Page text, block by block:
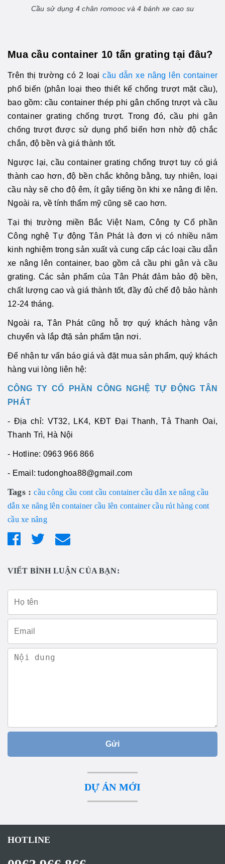
Cầu sử dụng 4 chân romooc và 4 bánh xe cao su
Mua cầu container 10 tấn grating tại đâu?
Trên thị trường có 2 loạicầu dẫn xe nâng lên container
phổ biến (phân loại theo thiết kế chống trượt mặt cầu),
bao gồm: cầu container thép phi gân chống trượt và cầu
container grating chống trượt. Trong đó, cầu phi gân
chống trượt được sử dụng phổ biến hơn nhờ độ chắc
chắn, độ bền và giá thành tốt.
Ngược lại, cầu container grating chống trượt tuy có giá
thành cao hơn, độ bền chắc không bằng, tuy nhiên, loại
cầu này sẽ cho độ êm, ít gây tiếng ồn khi xe nâng đi lên.
Ngoài ra, về tính thẩm mỹ cũng sẽ cao hơn.
Tại thị trường miền Bắc Việt Nam, Công ty Cổ phần
Công nghệ Tự động Tân Phát là đơn vị có nhiều năm
kinh nghiệm trong sản xuất và cung cấp các loại cầu dẫn
xe nâng lên container, bao gồm cả cầu phi gân và cầu
grating. Các sản phẩm của Tân Phát đảm bảo độ bền,
chất lượng cao và giá thành tốt, đầy đủ chế độ bảo hành
12-24 tháng.
Ngoài ra, Tân Phát cũng hỗ trợ quý khách hàng vận
chuyển và lắp đtặ sản phẩm tận nơi.
Để nhận tư vấn báo giá và đặt mua sản phẩm, quý khách
hàng vui lòng liên hệ:
CÔNG TY CỔ PHẦN CÔNG NGHỆ TỰ ĐỘNG TÂN
PHÁT
- Địa chỉ: VT32, LK4, KĐT Đại Thanh, Tả Thanh Oai,
Thanh Trì, Hà Nội
- Hotline: 0963 966 866
- Email: tudonghoa88@gmail.com
Tags :cầu công cầu cont cầu container cầu dẫn xe nâng cầu
dẫn xe nâng lên container cầu lên container cầu rút hàng cont
cầu xe nâng
VIẾT BÌNH LUẬN CỦA BẠN:
Gửi
DỰ ÁN MỚI
HOTLINE